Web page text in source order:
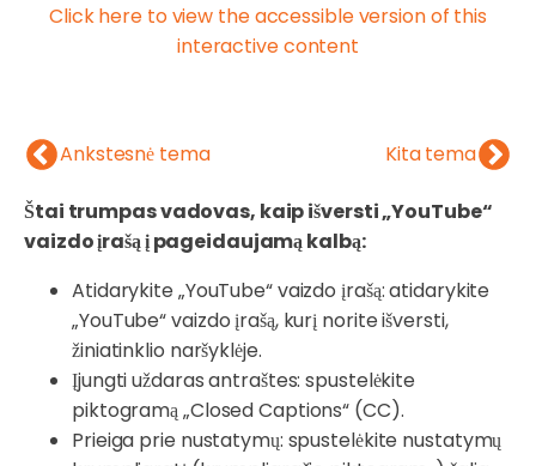
Click here to view the accessible version of this
interactive content
Ankstesnė tema Kita tema
Štai trumpas vadovas, kaip išversti „YouTube“
vaizdo įrašą į pageidaujamą kalbą:
Atidarykite „YouTube“ vaizdo įrašą: atidarykite
„YouTube“ vaizdo įrašą, kurį norite išversti,
žiniatinklio naršyklėje.
Įjungti uždaras antraštes: spustelėkite
piktogramą „Closed Captions“ (CC).
Prieiga prie nustatymų: spustelėkite nustatymų